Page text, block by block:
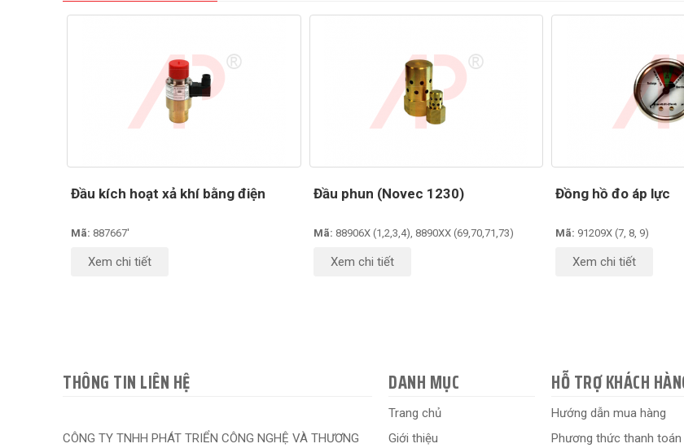
Đầu kích hoạt xả khí bằng điện
Mã: 887667'
Xem chi tiết
Đầu phun (Novec 1230)
Mã: 88906X (1,2,3,4), 8890XX (69,70,71,73)
Xem chi tiết
Đồng hồ đo áp lực
Mã: 91209X (7, 8, 9)
Xem chi tiết
THÔNG TIN LIÊN HỆ
CÔNG TY TNHH PHÁT TRIỂN CÔNG NGHỆ VÀ THƯƠNG
DANH MỤC
Trang chủ
Giới thiệu
HỖ TRỢ KHÁCH
Hướng dẫn mua hàng
Phương thức thanh toán